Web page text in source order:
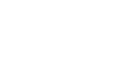
풍 지나며 폭염 잠시 꺾인다"